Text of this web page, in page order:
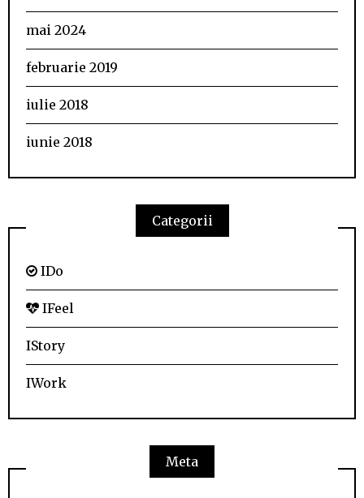
mai 2024
februarie 2019
iulie 2018
iunie 2018
Categorii
IDo
IFeel
IStory
IWork
Meta